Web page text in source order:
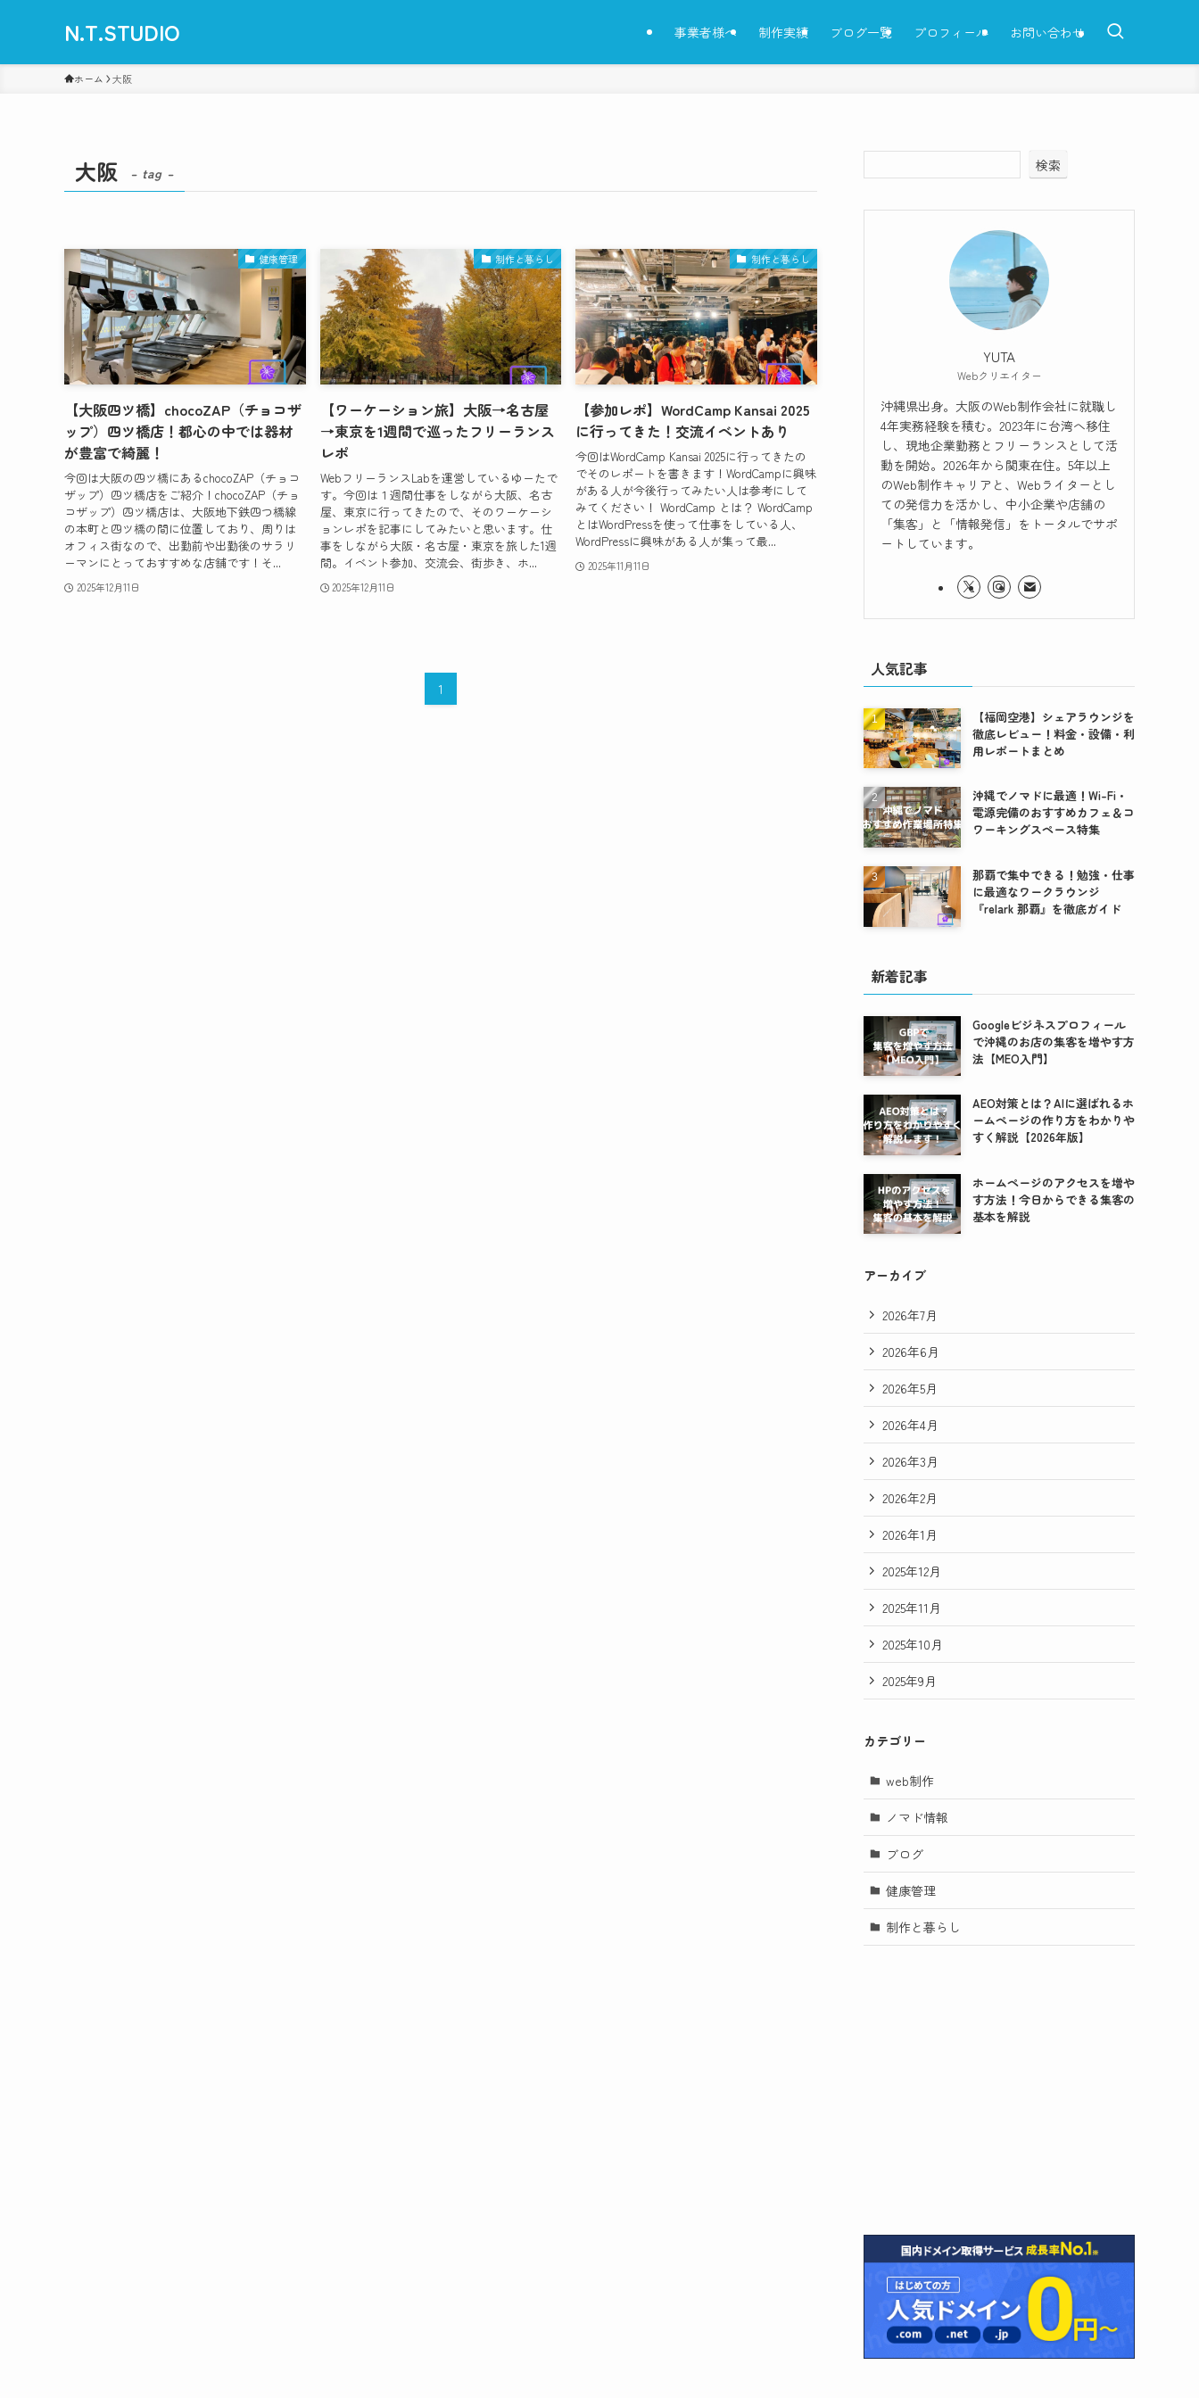
N.T.STUDIO 事業者様へ 制作実績 ブログ一覧 プロフィール お問い合わせ
ホーム 大阪
大阪 – tag –
健康管理
【大阪四ツ橋】chocoZAP（チョコザ
ップ）四ツ橋店！都心の中では器材
が豊富で綺麗！
今回は大阪の四ツ橋にあるchocoZAP（チョコ
ザップ）四ツ橋店をご紹介！chocoZAP（チョ
コザップ）四ツ橋店は、大阪地下鉄四つ橋線
の本町と四ツ橋の間に位置しており、周りは
オフィス街なので、出勤前や出勤後のサラリ
ーマンにとっておすすめな店舗です！そ...
2025年12月11日
制作と暮らし
【ワーケーション旅】大阪→名古屋
→東京を1週間で巡ったフリーランス
レポ
WebフリーランスLabを運営しているゆーたで
す。今回は１週間仕事をしながら大阪、名古
屋、東京に行ってきたので、そのワーケーシ
ョンレポを記事にしてみたいと思います。仕
事をしながら大阪・名古屋・東京を旅した1週
間。イベント参加、交流会、街歩き、ホ...
2025年12月11日
制作と暮らし
【参加レポ】WordCamp Kansai 2025
に行ってきた！交流イベントあり
今回はWordCamp Kansai 2025に行ってきたの
でそのレポートを書きます！WordCampに興味
がある人が今後行ってみたい人は参考にして
みてください！ WordCamp とは？ WordCamp
とはWordPressを使って仕事をしている人、
WordPressに興味がある人が集って最...
2025年11月11日
1
検索
YUTA
Webクリエイター
沖縄県出身。大阪のWeb制作会社に就職し
4年実務経験を積む。2023年に台湾へ移住
し、現地企業勤務とフリーランスとして活
動を開始。2026年から関東在住。5年以上
のWeb制作キャリアと、Webライターとし
ての発信力を活かし、中小企業や店舗の
「集客」と「情報発信」をトータルでサポ
ートしています。
人気記事
【福岡空港】シェアラウンジを
徹底レビュー！料金・設備・利
用レポートまとめ
沖縄でノマドに最適！Wi-Fi・
電源完備のおすすめカフェ＆コ
ワーキングスペース特集
那覇で集中できる！勉強・仕事
に最適なワークラウンジ
『relark 那覇』を徹底ガイド
新着記事
Googleビジネスプロフィール
で沖縄のお店の集客を増やす方
法【MEO入門】
AEO対策とは？AIに選ばれるホ
ームページの作り方をわかりや
すく解説【2026年版】
ホームページのアクセスを増や
す方法！今日からできる集客の
基本を解説
アーカイブ
2026年7月
2026年6月
2026年5月
2026年4月
2026年3月
2026年2月
2026年1月
2025年12月
2025年11月
2025年10月
2025年9月
カテゴリー
web制作
ノマド情報
ブログ
健康管理
制作と暮らし